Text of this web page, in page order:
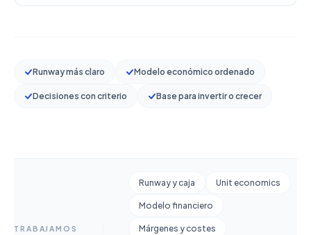
Runway más claro Modelo económico ordenado
Decisiones con criterio Base para invertir o crecer
TRABAJAMOS
Runway y caja Unit economics
Modelo financiero
Márgenes y costes